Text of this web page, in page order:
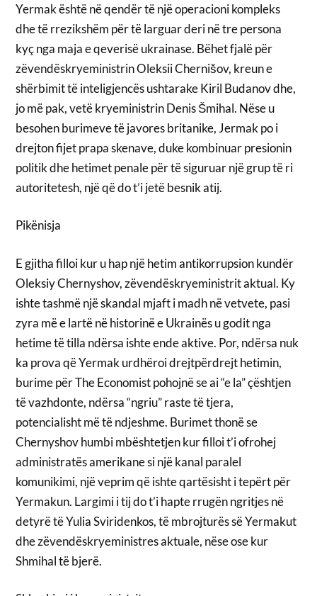
Yermak është në qendër të një operacioni kompleks
dhe të rrezikshëm për të larguar deri në tre persona
kyç nga maja e qeverisë ukrainase. Bëhet fjalë për
zëvendëskryeministrin Oleksii Chernišov, kreun e
shërbimit të inteligjencës ushtarake Kiril Budanov dhe,
jo më pak, vetë kryeministrin Denis Šmihal. Nëse u
besohen burimeve të javores britanike, Jermak po i
drejton fijet prapa skenave, duke kombinuar presionin
politik dhe hetimet penale për të siguruar një grup të ri
autoritetesh, një që do t’i jetë besnik atij.
Pikënisja
E gjitha filloi kur u hap një hetim antikorrupsion kundër
Oleksiy Chernyshov, zëvendëskryeministrit aktual. Ky
ishte tashmë një skandal mjaft i madh në vetvete, pasi
zyra më e lartë në historinë e Ukrainës u godit nga
hetime të tilla ndërsa ishte ende aktive. Por, ndërsa nuk
ka prova që Yermak urdhëroi drejtpërdrejt hetimin,
burime për The Economist pohojnë se ai “e la” çështjen
të vazhdonte, ndërsa “ngriu” raste të tjera,
potencialisht më të ndjeshme. Burimet thonë se
Chernyshov humbi mbështetjen kur filloi t’i ofrohej
administratës amerikane si një kanal paralel
komunikimi, një veprim që ishte qartësisht i tepërt për
Yermakun. Largimi i tij do t’i hapte rrugën ngritjes në
detyrë të Yulia Sviridenkos, të mbrojturës së Yermakut
dhe zëvendëskryeministres aktuale, nëse ose kur
Shmihal të bjerë.